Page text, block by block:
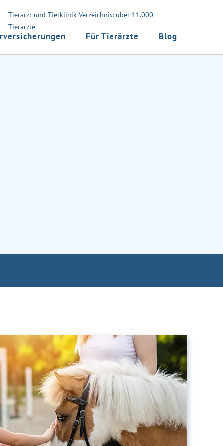
Tierarzt und Tierklinik Verzeichnis: über 11.000
Tierärzte
Für Tierärzte Blog